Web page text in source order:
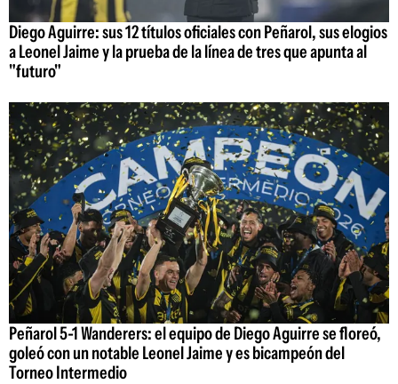
Diego Aguirre: sus 12 títulos oficiales con Peñarol, sus elogios
a Leonel Jaime y la prueba de la línea de tres que apunta al
"futuro"
Peñarol 5-1 Wanderers: el equipo de Diego Aguirre se floreó,
goleó con un notable Leonel Jaime y es bicampeón del
Torneo Intermedio